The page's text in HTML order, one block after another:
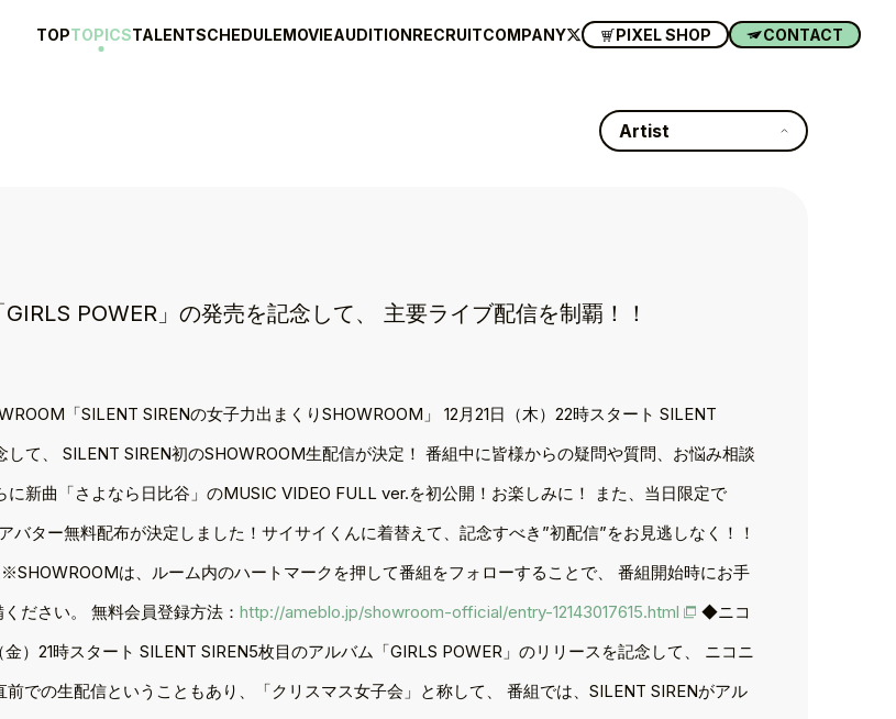
TOPTOPICSTALENTSCHEDULEMOVIEAUDITIONRECRUITCOMPANY PIXEL SHOP CONTACT
Artist
POWER」の発売を記念して、 主要ライブ配信を制覇！！
「SILENT SIRENの女子力出まくりSHOWROOM」 12月21日（木）22時スタート SILENT
て、 SILENT SIREN初のSHOWROOM生配信が決定！ 番組中に皆様からの疑問や質問、お悩み相談
新曲「さよなら日比谷」のMUSIC VIDEO FULL ver.を初公開！お楽しみに！ また、当日限定で
ター無料配布が決定しました！サイサイくんに着替えて、記念すべき”初配信”をお見逃しなく！！
※SHOWROOMは、ルーム内のハートマークを押して番組をフォローすることで、 番組開始時にお手
ださい。 無料会員登録方法： http://ameblo.jp/showroom-official/entry-12143017615.html
◆ニコ
）21時スタート SILENT SIREN5枚目のアルバム「GIRLS POWER」のリリースを記念して、 ニコニ
での生配信ということもあり、「クリスマス女子会」と称して、 番組では、SILENT SIRENがアル